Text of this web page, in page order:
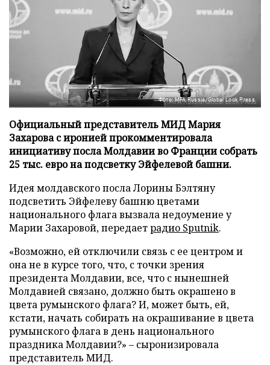
Фото: MFA Russia/Global Look Press
Официальный представитель МИД Мария
Захарова с иронией прокомментировала
инициативу посла Молдавии во Франции собрать
25 тыс. евро на подсветку Эйфелевой башни.
Идея молдавского посла Лорины Бэлтяну
подсветить Эйфелеву башню цветами
национального флага вызвала недоумение у
Марии Захаровой, передаетрадио Sputnik.
«Возможно, ей отключили связь с ее центром и
она не в курсе того, что, с точки зрения
президента Молдавии, все, что с нынешней
Молдавией связано, должно быть окрашено в
цвета румынского флага? И, может быть, ей,
кстати, начать собирать на окрашивание в цвета
румынского флага в день национального
праздника Молдавии?» – сыронизировала
представитель МИД.